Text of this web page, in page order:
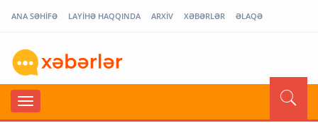
ANA SƏHİFƏ LAYİHƏ HAQQINDA ARXİV XƏBƏRLƏR ƏLAQƏ